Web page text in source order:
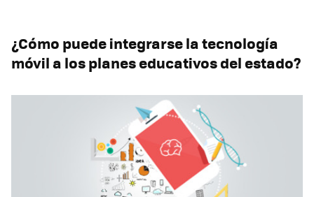
¿Cómo puede integrarse la tecnología
móvil a los planes educativos del estado?